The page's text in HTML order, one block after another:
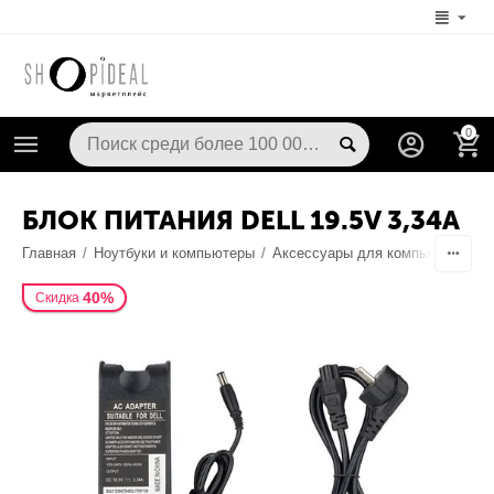
0
БЛОК ПИТАНИЯ DELL 19.5V 3,34A
Главная / Ноутбуки и компьютеры / Аксессуары для компьютерной
Скидка 40%